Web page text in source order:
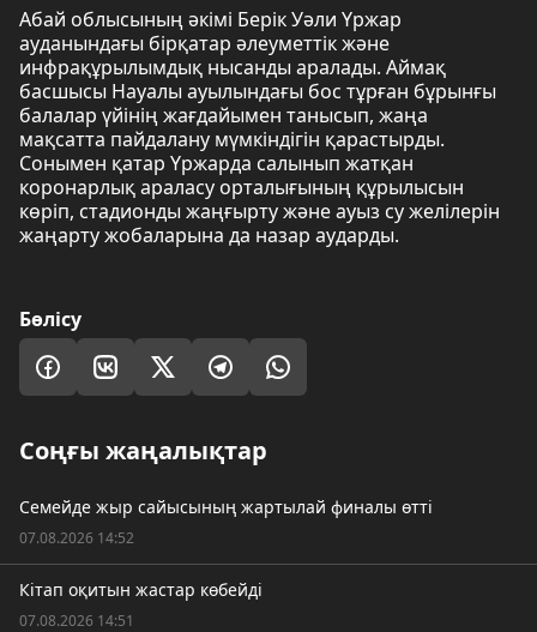
Абай облысының әкімі Берік Уәли Үржар
ауданындағы бірқатар әлеуметтік және
инфрақұрылымдық нысанды аралады. Аймақ
басшысы Науалы ауылындағы бос тұрған бұрынғы
балалар үйінің жағдайымен танысып, жаңа
мақсатта пайдалану мүмкіндігін қарастырды.
Сонымен қатар Үржарда салынып жатқан
коронарлық араласу орталығының құрылысын
көріп, стадионды жаңғырту және ауыз су желілерін
жаңарту жобаларына да назар аударды.
Бөлісу
Соңғы жаңалықтар
Семейде жыр сайысының жартылай финалы өтті
07.08.2026 14:52
Кітап оқитын жастар көбейді
07.08.2026 14:51